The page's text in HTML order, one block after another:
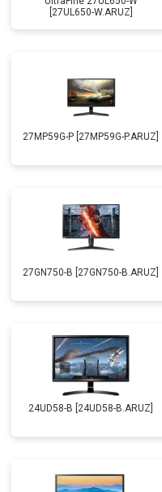
[27UL650-W.ARUZ]
27MP59G-P [27MP59G-P.ARUZ]
27GN750-B [27GN750-B.ARUZ]
24UD58-B [24UD58-B.ARUZ]